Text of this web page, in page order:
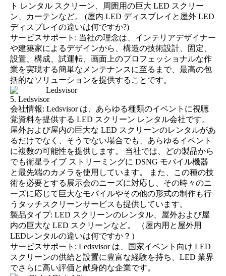
ト レンタル スクリーン、周囲用の巨大 LED スクリー
ン、カーテンなど。 (屋内 LED ディスプレイと屋外 LED
ディスプレイの違いは何ですか?)
サービスサポート: 当社の理念は、インテリアデザイナー
や建築家によるデザインから、構造の技術設計、固定、
設置、構成、試運転、画面上のプロフェッショナルな作
業を実現する簡単なメンテナンスに至るまで、最高の包
括的なソリューションを提供することです。
5. Ledsvisor
会社情報: Ledsvisor は、あらゆる種類のイベントに視聴
覚資料を提供する LED スクリーン レンタル会社です。
屋外および屋内の巨大な LED スクリーンのレンタルがあ
るだけでなく、そうでない場合でも、あらゆるイベント
に複数の可能性を提供します。 当社では、どの製品から
でも衛星ライブ ストリーミングに DSNG モバイル機器
と最先端のカメラを使用しています。 また、この種の技
術を必要とする展示会のニーズに対応し、その時々のニ
ーズに応じて巨大なモバイルやその他の形式の制作も行
うタッチスクリーンサービスも提供しています。
製品タイプ: LED スクリーンのレンタル、屋外および屋
内の巨大な LED スクリーンなど。 （ 屋内用と屋外用
LEDレンタルの違いは何ですか？ ）
サービスサポート: Ledsvisor は、国家イベント向け LED
スクリーンの供給と設置に豊富な経験を持ち、LED 業界
でさらに高い評価と献身的な企業です。